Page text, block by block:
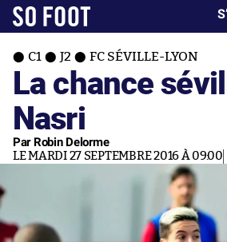
C1 J2 FC SÉVILLE-LYON
La chance
Nasri
Par Robin Delorme
LE MARDI 27 SEPTEMBRE 2016 À 09:00